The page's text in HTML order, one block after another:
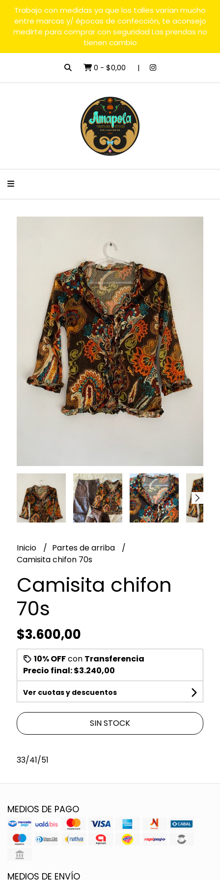
Trabajo con medidas ya que los talles varían mucho
entre marcas y/ épocas de confección, te aconsejo
medirte para comprar con seguridad Las prendas no
tienen cambio
0 - $0,00
Inicio
Partes de arriba
Camisita chifon 70s
Camisita chifon
70s
$3.600,00
10% OFFcon Transferencia
Precio final:$3.240,00
Ver cuotas y descuentos
SIN STOCK
33/41/51
MEDIOS DE PAGO
MEDIOS DE ENVÍO